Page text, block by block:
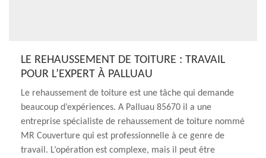
LE REHAUSSEMENT DE TOITURE : TRAVAIL
POUR L’EXPERT À PALLUAU
Le rehaussement de toiture est une tâche qui demande
beaucoup d’expériences. A Palluau 85670 il a une
entreprise spécialiste de rehaussement de toiture nommé
MR Couverture qui est professionnelle à ce genre de
travail. L’opération est complexe, mais il peut être